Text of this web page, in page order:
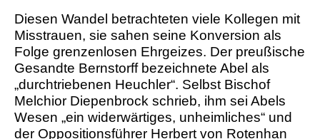
Diesen Wandel betrachteten viele Kollegen mit
Misstrauen, sie sahen seine Konversion als
Folge grenzenlosen Ehrgeizes. Der preußische
Gesandte Bernstorff bezeichnete Abel als
„durchtriebenen Heuchler“. Selbst Bischof
Melchior Diepenbrock schrieb, ihm sei Abels
Wesen „ein widerwärtiges, unheimliches“ und
der Oppositionsführer Herbert von Rotenhan